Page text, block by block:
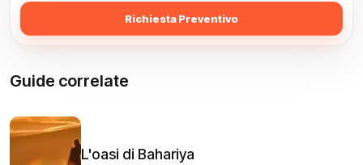
Richiesta Preventivo
Guide correlate
L'oasi di Bahariya